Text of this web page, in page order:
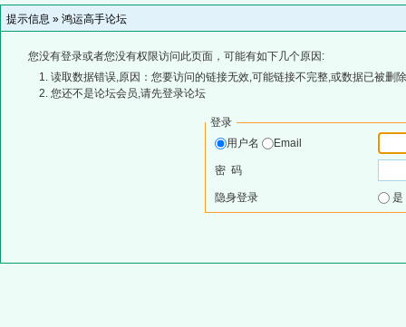
提示信息 » 鸿运高手论坛
您没有登录或者您没有权限访问此页面，可能有如下几个原因:
读取数据错误,原因：您要访问的链接无效,可能链接不完整,或数据已被删
您还不是论坛会员,请先登录论坛
登录
用户名
Email
密 码
隐身登录